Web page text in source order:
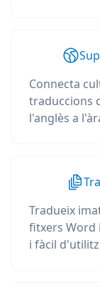
Connecta
traduccions
l'anglès a
Tradueix
fitxers Word
i fàcil